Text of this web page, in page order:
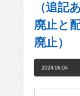
（追記
廃止と
廃止）
2024.06.04